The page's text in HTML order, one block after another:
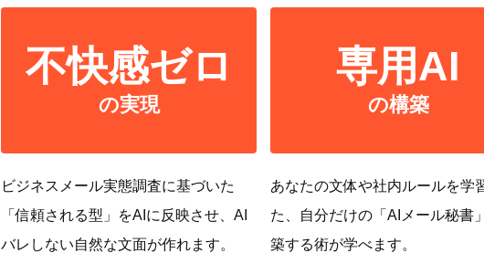
不快感ゼロ
の実現
ビジネスメール実態調査に基づいた
「信頼される型」をAIに反映させ、AI
バレしない自然な文面が作れます。
専用AI
の構築
あなたの文体や社内ルールを学
た、自分だけの「AIメール秘書
築する術が学べます。